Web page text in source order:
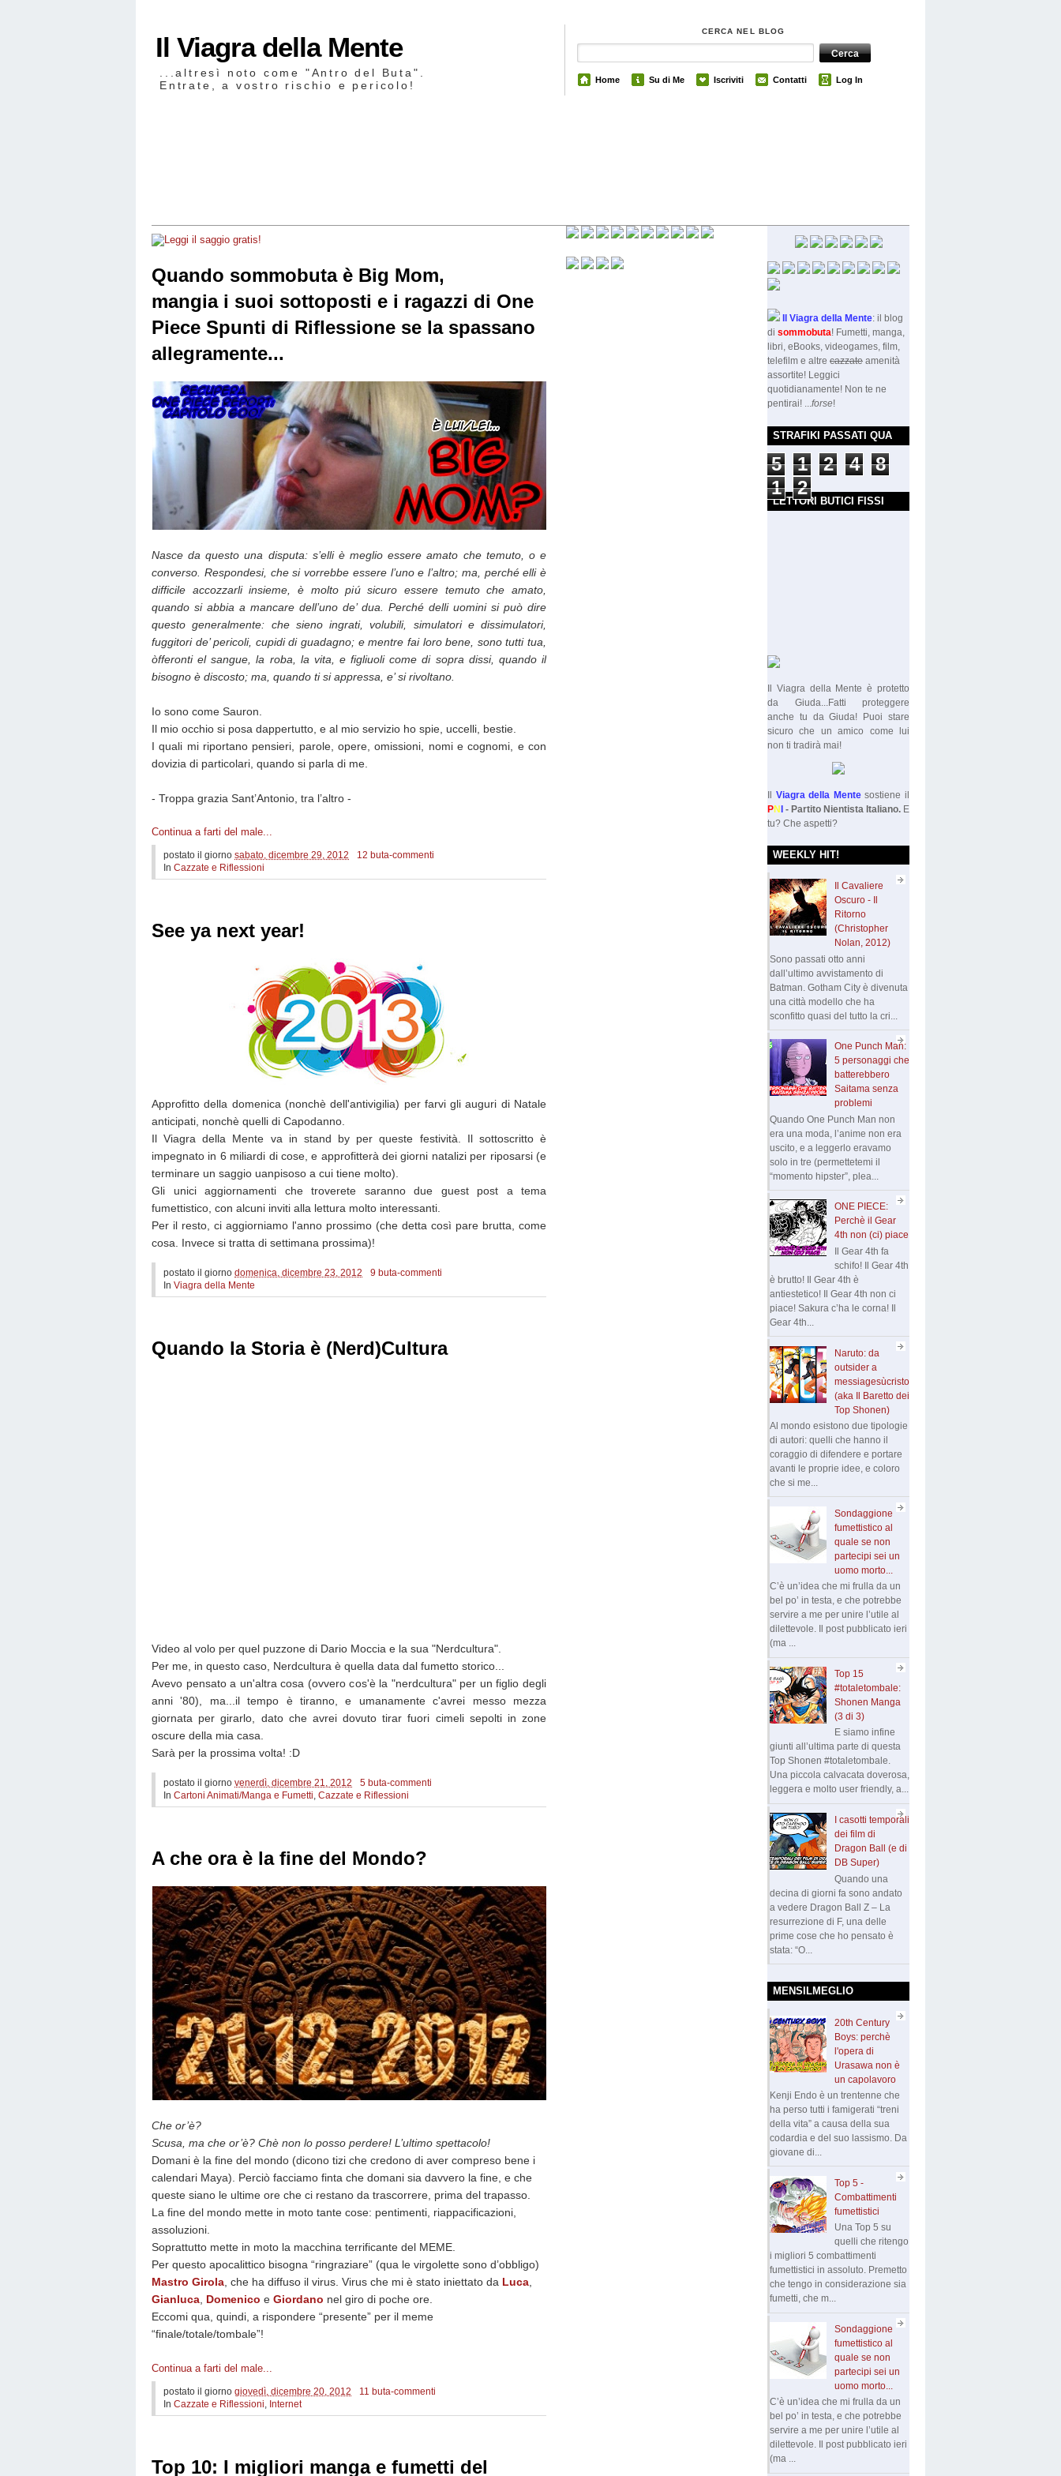
Il Viagra della Mente
...altresì noto come "Antro del Buta".
Entrate, a vostro rischio e pericolo!
CERCA NEL BLOG
Home Su di Me Iscriviti Contatti Log In
Quando sommobuta è Big Mom,
mangia i suoi sottoposti e i ragazzi di One
Piece Spunti di Riflessione se la spassano
allegramente...
Nasce da questo una disputa: s’elli è meglio essere amato che temuto, o e
converso. Respondesi, che si vorrebbe essere l’uno e l’altro; ma, perché elli è
difficile accozzarli insieme, è molto piú sicuro essere temuto che amato,
quando si abbia a mancare dell’uno de’ dua. Perché delli uomini si può dire
questo generalmente: che sieno ingrati, volubili, simulatori e dissimulatori,
fuggitori de’ pericoli, cupidi di guadagno; e mentre fai loro bene, sono tutti tua,
òfferonti el sangue, la roba, la vita, e figliuoli come di sopra dissi, quando il
bisogno è discosto; ma, quando ti si appressa, e’ si rivoltano.
Io sono come Sauron.
Il mio occhio si posa dappertutto, e al mio servizio ho spie, uccelli, bestie.
I quali mi riportano pensieri, parole, opere, omissioni, nomi e cognomi, e con
dovizia di particolari, quando si parla di me.
- Troppa grazia Sant’Antonio, tra l’altro -
Continua a farti del male...
postato il giorno sabato, dicembre 29, 2012
12 buta-commenti
In Cazzate e Riflessioni
See ya next year!
Approfitto della domenica (nonchè dell'antivigilia) per farvi gli auguri di Natale
anticipati, nonchè quelli di Capodanno.
Il Viagra della Mente va in stand by per queste festività. Il sottoscritto è
impegnato in 6 miliardi di cose, e approfitterà dei giorni natalizi per riposarsi (e
terminare un saggio uanpisoso a cui tiene molto).
Gli unici aggiornamenti che troverete saranno due guest post a tema
fumettistico, con alcuni inviti alla lettura molto interessanti.
Per il resto, ci aggiorniamo l'anno prossimo (che detta così pare brutta, come
cosa. Invece si tratta di settimana prossima)!
postato il giorno domenica, dicembre 23, 2012
9 buta-commenti
In Viagra della Mente
Quando la Storia è (Nerd)Cultura
Video al volo per quel puzzone di Dario Moccia e la sua "Nerdcultura".
Per me, in questo caso, Nerdcultura è quella data dal fumetto storico...
Avevo pensato a un'altra cosa (ovvero cos'è la "nerdcultura" per un figlio degli
anni '80), ma...il tempo è tiranno, e umanamente c'avrei messo mezza
giornata per girarlo, dato che avrei dovuto tirar fuori cimeli sepolti in zone
oscure della mia casa.
Sarà per la prossima volta! :D
postato il giorno venerdì, dicembre 21, 2012
5 buta-commenti
In Cartoni Animati/Manga e Fumetti, Cazzate e Riflessioni
A che ora è la fine del Mondo?
Che or’è?
Scusa, ma che or’è? Chè non lo posso perdere! L’ultimo spettacolo!
Domani è la fine del mondo (dicono tizi che credono di aver compreso bene i
calendari Maya). Perciò facciamo finta che domani sia davvero la fine, e che
queste siano le ultime ore che ci restano da trascorrere, prima del trapasso.
La fine del mondo mette in moto tante cose: pentimenti, riappacificazioni,
assoluzioni.
Soprattutto mette in moto la macchina terrificante del MEME.
Per questo apocalittico bisogna “ringraziare” (qua le virgolette sono d’obbligo)
Mastro Girola , che ha diffuso il virus. Virus che mi è stato iniettato da Luca
Gianluca Domenico e Giordano nel giro di poche ore.
Eccomi qua, quindi, a rispondere “presente” per il meme
“finale/totale/tombale”!
Continua a farti del male...
postato il giorno giovedì, dicembre 20, 2012
11 buta-commenti
In Cazzate e Riflessioni Internet
Top 10: I migliori manga e fumetti del
Il Viagra della Mente: il blog
di sommobuta! Fumetti, manga,
libri, eBooks, videogames, film,
telefilm e altre cazzate amenità
assortite! Leggici
quotidianamente! Non te ne
pentirai! ...forse!
STRAFIKI PASSATI QUA
5 1 2 4
8
1
2
LETTORI BUTICI FISSI
Il Viagra della Mente è protetto
da Giuda...Fatti proteggere
anche tu da Giuda! Puoi stare
sicuro che un amico come lui
non ti tradirà mai!
Il Viagra della Mentesostiene il
PNI - Partito Nientista Italiano. E
tu? Che aspetti?
WEEKLY HIT!
Il Cavaliere
Oscuro - Il
Ritorno
(Christopher
Nolan, 2012)
Sono passati otto anni
dall’ultimo avvistamento di
Batman. Gotham City è divenuta
una città modello che ha
sconfitto quasi del tutto la cri...
One Punch Man:
5 personaggi che
batterebbero
Saitama senza
problemi
Quando One Punch Man non
era una moda, l’anime non era
uscito, e a leggerlo eravamo
solo in tre (permettetemi il
“momento hipster”, plea...
ONE PIECE:
Perchè il Gear
4th non (ci) piace
Il Gear 4th fa
schifo! Il Gear 4th
è brutto! Il Gear 4th è
antiestetico! Il Gear 4th non ci
piace! Sakura c’ha le corna! Il
Gear 4th...
Naruto: da
outsider a
messiagesùcristo
(aka Il Baretto dei
Top Shonen)
Al mondo esistono due tipologie
di autori: quelli che hanno il
coraggio di difendere e portare
avanti le proprie idee, e coloro
che si me...
Sondaggione
fumettistico al
quale se non
partecipi sei un
uomo morto...
C’è un’idea che mi frulla da un
bel po’ in testa, e che potrebbe
servire a me per unire l’utile al
dilettevole. Il post pubblicato ieri
(ma ...
Top 15
#totaletombale:
Shonen Manga
(3 di 3)
E siamo infine
giunti all’ultima parte di questa
Top Shonen #totaletombale.
Una piccola calvacata doverosa,
leggera e molto user friendly, a...
I casotti temporali
dei film di
Dragon Ball (e di
DB Super)
Quando una
decina di giorni fa sono andato
a vedere Dragon Ball Z – La
resurrezione di F, una delle
prime cose che ho pensato è
stata: “O...
MENSILMEGLIO
20th Century
Boys: perchè
l'opera di
Urasawa non è
un capolavoro
Kenji Endo è un trentenne che
ha perso tutti i famigerati “treni
della vita” a causa della sua
codardia e del suo lassismo. Da
giovane di...
Top 5 -
Combattimenti
fumettistici
Una Top 5 su
quelli che ritengo
i migliori 5 combattimenti
fumettistici in assoluto. Premetto
che tengo in considerazione sia
fumetti, che m...
Sondaggione
fumettistico al
quale se non
partecipi sei un
uomo morto...
C’è un’idea che mi frulla da un
bel po’ in testa, e che potrebbe
servire a me per unire l’utile al
dilettevole. Il post pubblicato ieri
(ma ...